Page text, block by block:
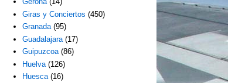
Giras y Conciertos (450)
Granada (95)
Guadalajara (17)
Guipuzcoa (86)
Huelva (126)
Huesca (16)